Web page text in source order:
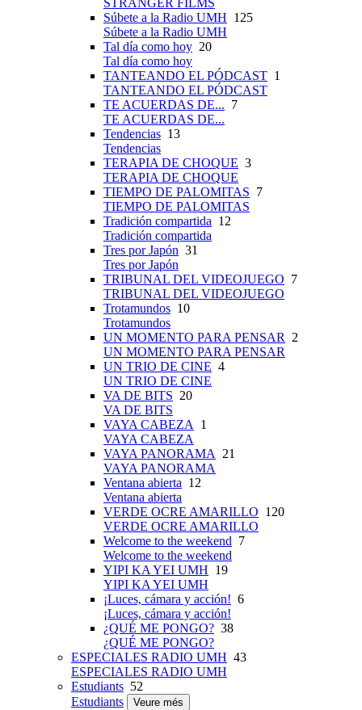
STRANGER FILMS
Súbete a la Radio UMH 125
Súbete a la Radio UMH
Tal día como hoy 20
Tal día como hoy
TANTEANDO EL PÓDCAST 1
TANTEANDO EL PÓDCAST
TE ACUERDAS DE... 7
TE ACUERDAS DE...
Tendencias 13
Tendencias
TERAPIA DE CHOQUE 3
TERAPIA DE CHOQUE
TIEMPO DE PALOMITAS 7
TIEMPO DE PALOMITAS
Tradición compartida 12
Tradición compartida
Tres por Japón 31
Tres por Japón
TRIBUNAL DEL VIDEOJUEGO 7
TRIBUNAL DEL VIDEOJUEGO
Trotamundos 10
Trotamundos
UN MOMENTO PARA PENSAR
2
UN MOMENTO PARA PENSAR
UN TRIO DE CINE 4
UN TRIO DE CINE
VA DE BITS 20
VA DE BITS
VAYA CABEZA
1
VAYA CABEZA
VAYA PANORAMA
21
VAYA PANORAMA
Ventana abierta 12
Ventana abierta
VERDE OCRE AMARILLO 120
VERDE OCRE AMARILLO
Welcome to the weekend 7
Welcome to the weekend
YIPI KA YEI UMH 19
YIPI KA YEI UMH
¡Luces, cámara y acción! 6
¡Luces, cámara y acción!
¿QUÉ ME PONGO? 38
¿QUÉ ME PONGO?
ESPECIALES RADIO UMH 43
ESPECIALES RADIO UMH
Estudiants 52
Estudiants
Veure més